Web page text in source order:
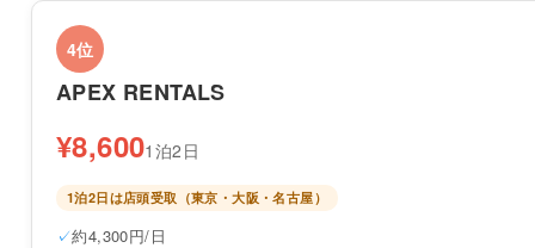
4位
APEX RENTALS
¥8,6001泊2日
1泊2日は店頭受取（東京・大阪・名古屋）
約4,300円/日